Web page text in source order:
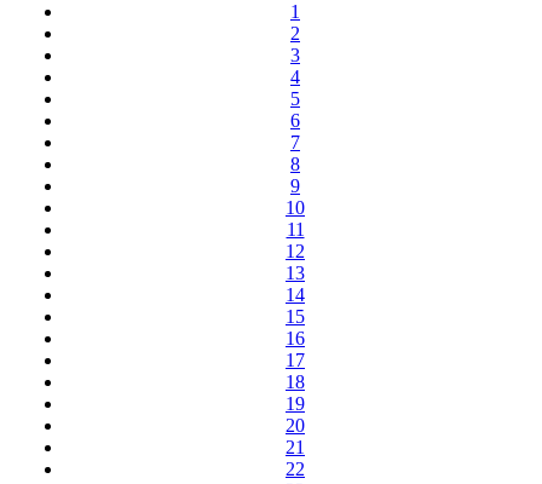
1
2
3
4
5
6
7
8
9
10
11
12
13
14
15
16
17
18
19
20
21
22